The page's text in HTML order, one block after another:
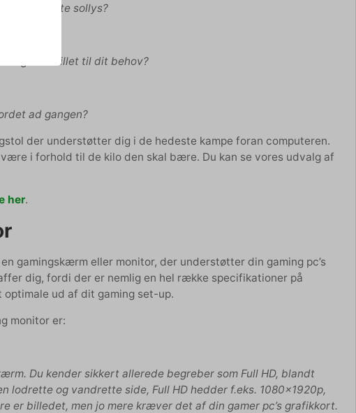
stå i direkte sollys?
indstillet til dit behov?
ad gangen?
der understøtter dig i de hedeste kampe foran computeren.
i forhold til de kilo den skal bære. Du kan se vores udvalg af
her.
gamingskærm eller monitor, der understøtter din gaming pc’s
dig, fordi der er nemlig en hel række specifikationer på
ud af dit gaming set-up.
monitor er:
Du kender sikkert allerede begreber som Full HD, blandt
lodrette og vandrette side, Full HD hedder f.eks. 1080x1920p,
er billedet, men jo mere kræver det af din gamer pc’s grafikkort.